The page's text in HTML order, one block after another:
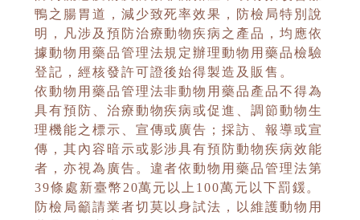
鴨之腸胃道，減少致死率效果，防檢局特別說
明，凡涉及預防治療動物疾病之產品，均應依
據動物用藥品管理法規定辦理動物用藥品檢驗
登記，經核發許可證後始得製造及販售。
依動物用藥品管理法非動物用藥品產品不得為
具有預防、治療動物疾病或促進、調節動物生
理機能之標示、宣傳或廣告；採訪、報導或宣
傳，其內容暗示或影涉具有預防動物疾病效能
者，亦視為廣告。違者依動物用藥品管理法第
39條處新臺幣20萬元以上100萬元以下罰鍰。
防檢局籲請業者切莫以身試法，以維護動物用